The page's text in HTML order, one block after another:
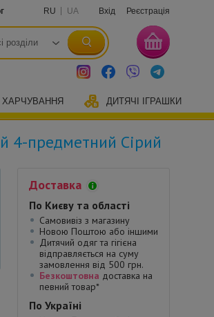
RU UA Вхід Реєстрація
ДИТЯЧІ ІГРАШКИ
4-предметний Сірий
Доставка
По Києву та області
Самовивіз з магазину
Новою Поштою або іншими
Дитячий одяг та гігієна
відправляється на суму
замовлення від 500 грн.
Безкоштовна доставка на
певний товар*
По Україні